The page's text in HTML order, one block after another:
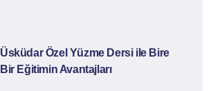
Üsküdar Özel Yüzme Dersi ile Bire
Bir Eğitimin Avantajları